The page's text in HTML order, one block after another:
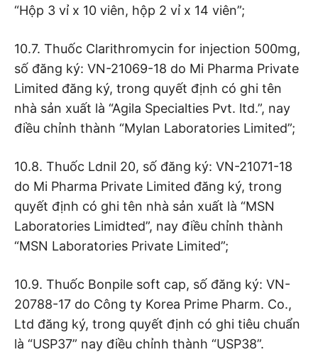
“Hộp 3 vỉ x 10 viên, hộp 2 vỉ x 14 viên”;
10.7. Thuốc Clarithromycin for injection 500mg,
số đăng ký: VN-21069-18 do Mi Pharma Private
Limited đăng ký, trong quyết định có ghi tên
nhà sản xuất là “Agila Specialties Pvt. ltd.”, nay
điều chỉnh thành “Mylan Laboratories Limited”;
10.8. Thuốc Ldnil 20, số đăng ký: VN-21071-18
do Mi Pharma Private Limited đăng ký, trong
quyết định có ghi tên nhà sản xuất là “MSN
Laboratories Limidted”, nay điều chỉnh thành
“MSN Laboratories Private Limited”;
10.9. Thuốc Bonpile soft cap, số đăng ký: VN-
20788-17 do Công ty Korea Prime Pharm. Co.,
Ltd đăng ký, trong quyết định có ghi tiêu chuẩn
là “USP37” nay điều chỉnh thành “USP38”.